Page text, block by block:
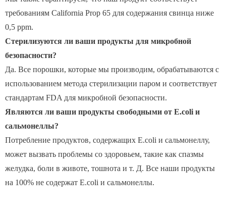
требованиям California Prop 65 для содержания свинца ниже
0,5 ppm.
Стерилизуются ли ваши продукты для микробной
безопасности?
Да. Все порошки, которые мы производим, обрабатываются с
использованием метода стерилизации паром и соответствует
стандартам FDA для микробной безопасности.
Являются ли ваши продукты свободными от E.coli и
сальмонеллы?
Потребление продуктов, содержащих E.coli и сальмонеллу,
может вызвать проблемы со здоровьем, такие как спазмы
желудка, боли в животе, тошнота и т. Д. Все наши продукты
на 100% не содержат E.coli и сальмонеллы.